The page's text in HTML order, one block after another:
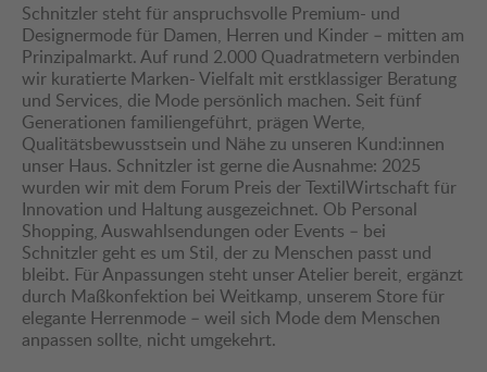
Schnitzler steht für anspruchsvolle Premium- und
Designermode für Damen, Herren und Kinder – mitten am
Prinzipalmarkt. Auf rund 2.000 Quadratmetern verbinden
wir kuratierte Marken- Vielfalt mit erstklassiger Beratung
und Services, die Mode persönlich machen. Seit fünf
Generationen familiengeführt, prägen Werte,
Qualitätsbewusstsein und Nähe zu unseren Kund:innen
unser Haus. Schnitzler ist gerne die Ausnahme: 2025
wurden wir mit dem Forum Preis der TextilWirtschaft für
Innovation und Haltung ausgezeichnet. Ob Personal
Shopping, Auswahlsendungen oder Events – bei
Schnitzler geht es um Stil, der zu Menschen passt und
bleibt. Für Anpassungen steht unser Atelier bereit, ergänzt
durch Maßkonfektion bei Weitkamp, unserem Store für
elegante Herrenmode – weil sich Mode dem Menschen
anpassen sollte, nicht umgekehrt.